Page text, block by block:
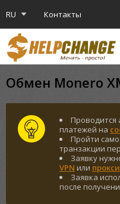
RU Контакты
Обмен Monero
Проводится
платежей на
Пройти
транзакции
Заявку
VPN или
Заявка
после